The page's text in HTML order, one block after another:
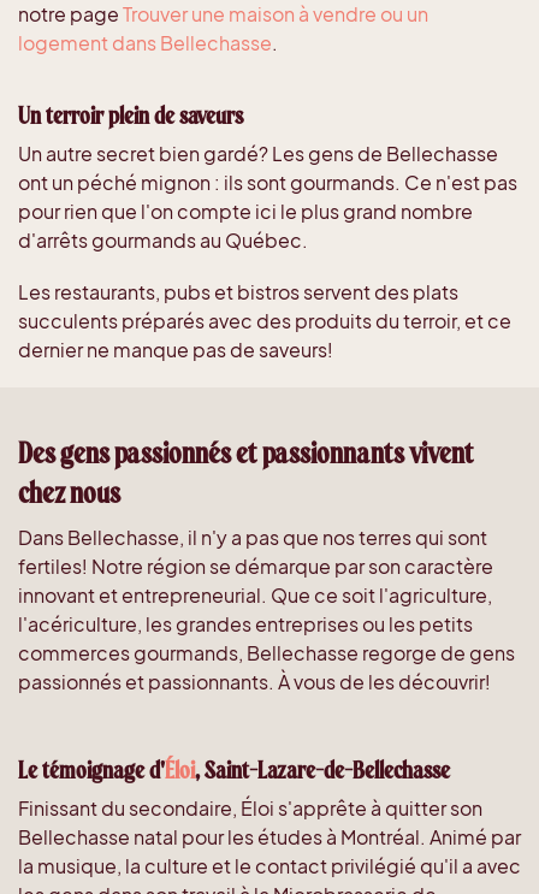
notre pageTrouver une maison à vendre ou un
logement dans Bellechasse.
Un terroir plein de saveurs
Un autre secret bien gardé? Les gens de Bellechasse
ont un péché mignon : ils sont gourmands. Ce n'est pas
pour rien que l'on compte ici le plus grand nombre
d'arrêts gourmands au Québec.
Les restaurants, pubs et bistros servent des plats
succulents préparés avec des produits du terroir, et ce
dernier ne manque pas de saveurs!
Des gens passionnés et passionnants vivent
chez nous
Dans Bellechasse, il n'y a pas que nos terres qui sont
fertiles! Notre région se démarque par son caractère
innovant et entrepreneurial. Que ce soit l'agriculture,
l'acériculture, les grandes entreprises ou les petits
commerces gourmands, Bellechasse regorge de gens
passionnés et passionnants. À vous de les découvrir!
Le témoignage d'Éloi, Saint-Lazare-de-Bellechasse
Finissant du secondaire, Éloi s'apprête à quitter son
Bellechasse natal pour les études à Montréal. Animé par
la musique, la culture et le contact privilégié qu'il a avec